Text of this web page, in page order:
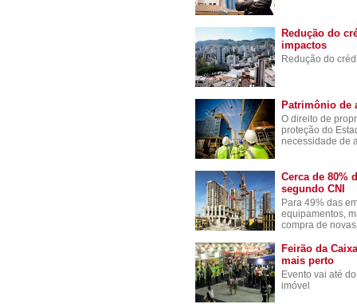
Redução do
impactos
Redução do
Patrimônio de
O direito de
proteção do
necessidade de
Cerca de 80%
segundo CNI
Para 49% das
equipamentos,
compra de
Feirão da
mais perto
Evento vai até
imóvel